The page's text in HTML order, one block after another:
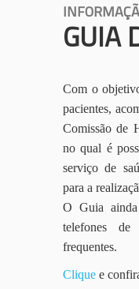
GUIA
Com o
pacientes,
Comissão de
no qual é
serviço de
para a
O Guia ainda
telefones
frequentes.
Clique e